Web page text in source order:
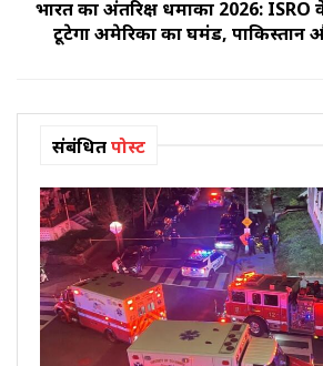
भारत का अंतरिक्ष धमाका 2026:
टूटेगा अमेरिका का घमंड, पाकिस्तान
संबंधितपोस्ट